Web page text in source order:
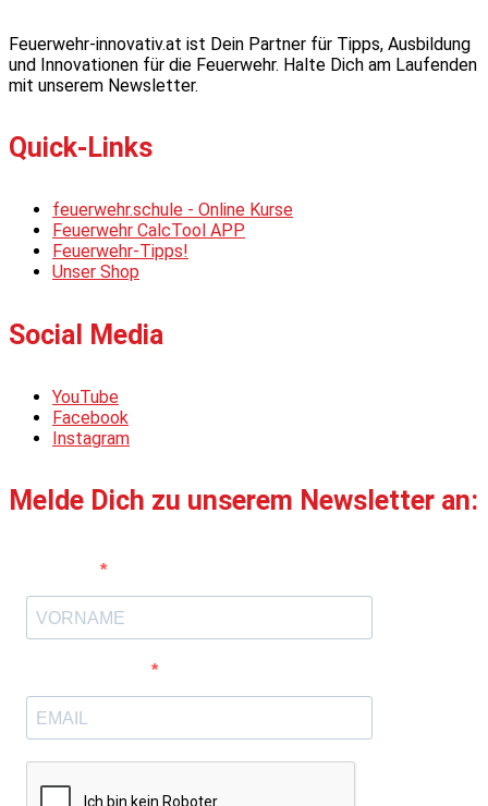
Feuerwehr-innovativ.at ist Dein Partner für Tipps, Ausbildung
und Innovationen für die Feuerwehr. Halte Dich am Laufenden
mit unserem Newsletter.
Quick-Links
feuerwehr.schule - Online Kurse
Feuerwehr CalcTool APP
Feuerwehr-Tipps!
Unser Shop
Social Media
YouTube
Facebook
Instagram
Melde Dich zu unserem Newsletter an: